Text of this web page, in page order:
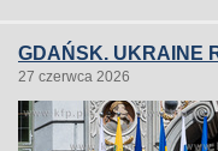
GDAŃSK. UKRAINE
27 czerwca 2026